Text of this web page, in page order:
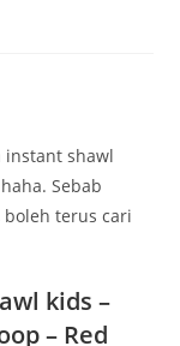
instant shawl
Sebab
boleh terus cari
kids –
– Red